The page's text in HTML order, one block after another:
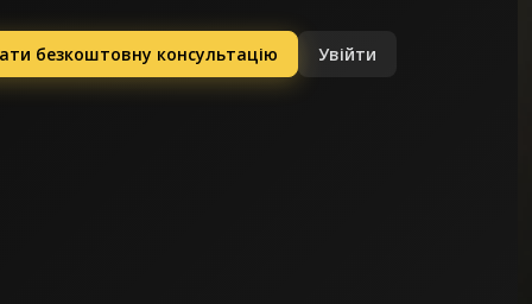
безкоштовну консультацію Увійти